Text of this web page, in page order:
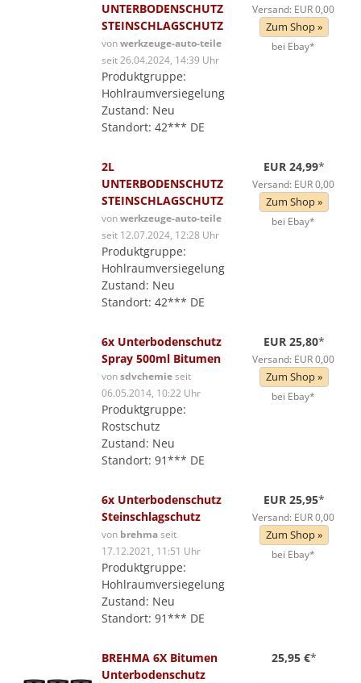
UNTERBODENSCHUTZ
STEINSCHLAGSCHUTZ
vonwerkzeuge-auto-teile
seit 26.04.2024, 14:39 Uhr
Produktgruppe:
Hohlraumversiegelung
Zustand: Neu
Standort: 42*** DE
Versand: EUR 0,00
Zum Shop »
bei Ebay*
2L
UNTERBODENSCHUTZ
STEINSCHLAGSCHUTZ
vonwerkzeuge-auto-teile
seit 12.07.2024, 12:28 Uhr
Produktgruppe:
Hohlraumversiegelung
Zustand: Neu
Standort: 42*** DE
EUR 24,99*
Versand: EUR 0,00
Zum Shop »
bei Ebay*
6x Unterbodenschutz
Spray 500ml Bitumen
vonsdvchemieseit
06.05.2014, 10:22 Uhr
Produktgruppe:
Rostschutz
Zustand: Neu
Standort: 91*** DE
EUR 25,80*
Versand: EUR 0,00
Zum Shop »
bei Ebay*
6x Unterbodenschutz
Steinschlagschutz
von brehmaseit
17.12.2021, 11:51 Uhr
Produktgruppe:
Hohlraumversiegelung
Zustand: Neu
Standort: 91*** DE
EUR 25,95*
Versand: EUR 0,00
Zum Shop »
bei Ebay*
BREHMA 6X Bitumen
Unterbodenschutz
25,95 €*